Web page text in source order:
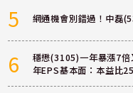
5 網通機會別錯過！中磊
6
穩懋(3105)一年暴漲7倍
年EPS基本面：本益比